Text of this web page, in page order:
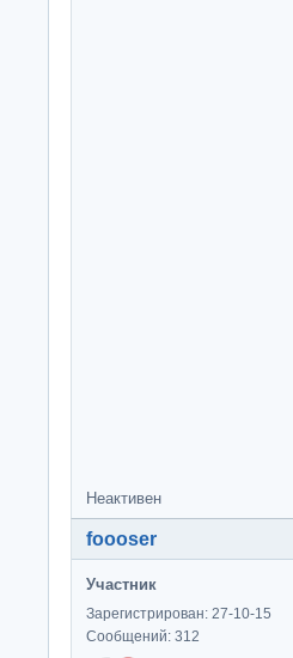
Неактивен
foooser
Участник
Зарегистрирован: 27-10-15
Сообщений: 312